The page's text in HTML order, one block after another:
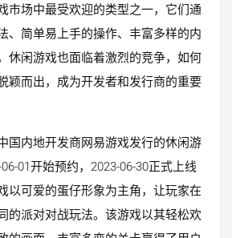
市场中最受欢迎的类型之一，它们通
、简单易上手的操作、丰富多样的内
休闲游戏也面临着激烈的竞争，如何
颖而出，成为开发者和发行商的重要
国内地开发商网易游戏发行的休闲游
01开始预约，2023-06-30正式上线
以可爱的蛋仔形象为主角，让玩家在
的派对对战玩法。该游戏以其轻松欢